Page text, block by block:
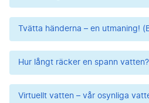
Tvätta händerna – en utmaning!
Hur långt räcker en spann
Virtuellt vatten – vår osynliga